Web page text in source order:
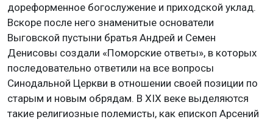
дореформенное богослужение и приходской уклад.
Вскоре после него знаменитые основатели
Выговской пустыни братья Андрей и Семен
Денисовы создали «Поморские ответы», в которых
последовательно ответили на все вопросы
Синодальной Церкви в отношении своей позиции по
старым и новым обрядам. В XIX веке выделяются
такие религиозные полемисты, как епископ Арсений